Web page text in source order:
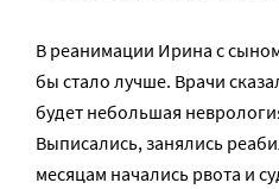
В реанимации Ирина с
бы стало лучше. Врачи
будет небольшая
Выписались, занялись
месяцам начались рвота и